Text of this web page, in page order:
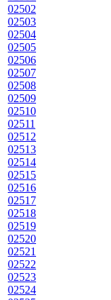
02502
02503
02504
02505
02506
02507
02508
02509
02510
02511
02512
02513
02514
02515
02516
02517
02518
02519
02520
02521
02522
02523
02524